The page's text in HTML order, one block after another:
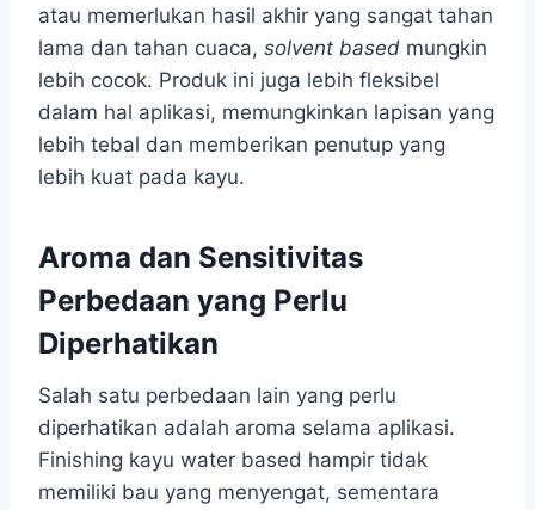
atau memerlukan hasil akhir yang sangat tahan
lama dan tahan cuaca, solvent based mungkin
lebih cocok. Produk ini juga lebih fleksibel
dalam hal aplikasi, memungkinkan lapisan yang
lebih tebal dan memberikan penutup yang
lebih kuat pada kayu.
Aroma dan Sensitivitas
Perbedaan yang Perlu
Diperhatikan
Salah satu perbedaan lain yang perlu
diperhatikan adalah aroma selama aplikasi.
Finishing kayu water based hampir tidak
memiliki bau yang menyengat, sementara